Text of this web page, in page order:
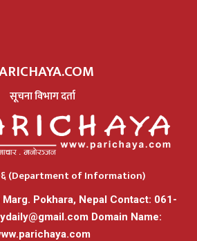
सूचना विभाग दर्ता
(Department of Information)
Pokhara, Nepal Contact: 061-
Domain Name: